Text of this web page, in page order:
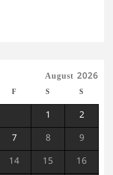
August 2026
F S S
1 2
7 8 9
14 15 16